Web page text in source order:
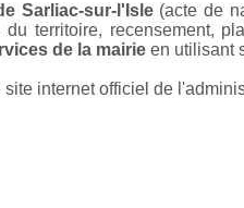
Sarliac-sur-l'Isle(acte de
territoire, recensement,
de la mairie en utilisant
internet officiel de